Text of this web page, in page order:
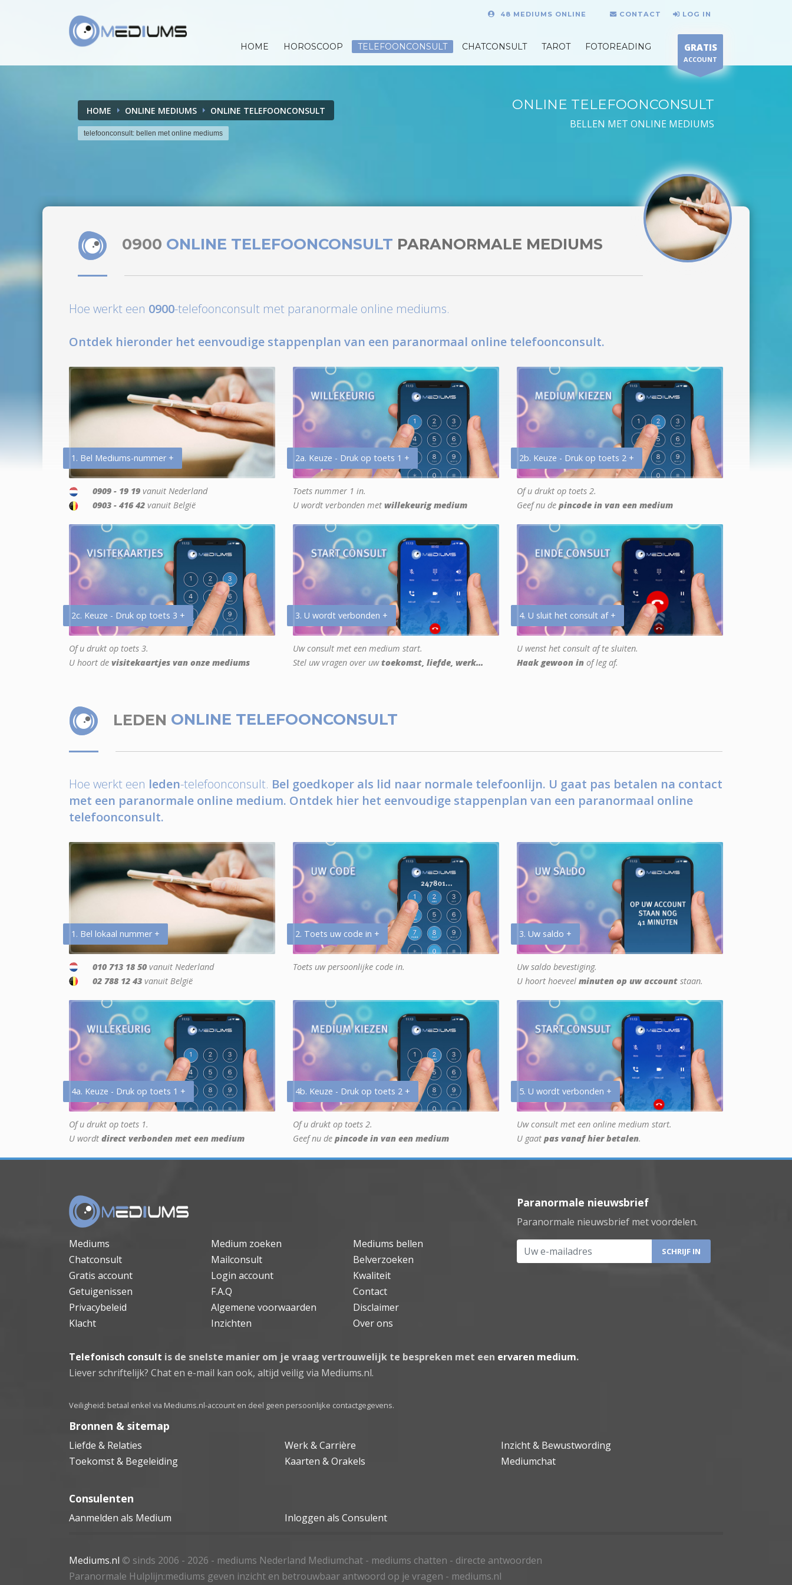
48 MEDIUMS ONLINE CONTACT LOG IN
HOME HOROSCOOP TELEFOONCONSULT CHATCONSULT TAROT FOTOREADING GRATIS
ACCOUNT
HOME ONLINE MEDIUMS ONLINE TELEFOONCONSULT
telefoonconsult: bellen met online mediums
ONLINE TELEFOONCONSULT
BELLEN MET ONLINE MEDIUMS
0900 ONLINE TELEFOONCONSULT PARANORMALE MEDIUMS
Hoe werkt een 0900-telefoonconsult met paranormale online mediums.
Ontdek hieronder het eenvoudige stappenplan van een paranormaal online telefoonconsult.
1. Bel Mediums-nummer +
0909 - 19 19 vanuit Nederland
0903 - 416 42 vanuit België
2a. Keuze - Druk op toets 1 +
Toets nummer 1 in.
U wordt verbonden met willekeurig medium
2b. Keuze - Druk op toets 2 +
Of u drukt op toets 2.
Geef nu de pincode in van een medium
2c. Keuze - Druk op toets 3 +
Of u drukt op toets 3.
U hoort de visitekaartjes van onze mediums
3. U wordt verbonden +
Uw consult met een medium start.
Stel uw vragen over uwtoekomst, liefde, werk...
4. U sluit het consult af +
U wenst het consult af te sluiten.
Haak gewoon in of leg af.
LEDEN ONLINE TELEFOONCONSULT
Hoe werkt een leden-telefoonconsult. Bel goedkoper als lid naar normale telefoonlijn. U gaat pas betalen na contact
met een paranormale online medium. Ontdek hier het eenvoudige stappenplan van een paranormaal online
telefoonconsult.
1. Bel lokaal nummer +
010 713 18 50 vanuit Nederland
02 788 12 43 vanuit België
2. Toets uw code in +
Toets uw persoonlijke code in.
3. Uw saldo +
Uw saldo bevestiging.
U hoort hoeveel minuten op uw account staan.
4a. Keuze - Druk op toets 1 +
Of u drukt op toets 1.
U wordt direct verbonden met een medium
4b. Keuze - Druk op toets 2 +
Of u drukt op toets 2.
Geef nu de pincode in van een medium
5. U wordt verbonden +
Uw consult met een online medium start.
U gaat pas vanaf hier betalen.
Mediums Medium zoeken
Mediums bellen
Chatconsult
Mailconsult
Belverzoeken
Gratis account
Login account
Kwaliteit
Getuigenissen
F.A.Q
Contact
Privacybeleid
Algemene voorwaarden
Disclaimer
Klacht
Inzichten Over ons
Paranormale nieuwsbrief
Paranormale nieuwsbrief met voordelen.
Uw e-mailadres
Telefonisch consult is de snelste manier om je vraag vertrouwelijk te bespreken met een ervaren medium.
Liever schriftelijk? Chat en e-mail kan ook, altijd veilig via Mediums.nl.
Veiligheid: betaal enkel via Mediums.nl-account en deel geen persoonlijke contactgegevens.
Bronnen & sitemap
Liefde & Relaties Werk & Carrière
Inzicht & Bewustwording
Toekomst & Begeleiding
Kaarten & Orakels Mediumchat
Consulenten
Aanmelden als Medium Inloggen als Consulent
Mediums.nl © sinds 2006 - 2026 - mediums Nederland Mediumchat - mediums chatten - directe antwoorden
Paranormale Hulplijn:mediums geven inzicht en betrouwbaar antwoord op je vragen - mediums.nl